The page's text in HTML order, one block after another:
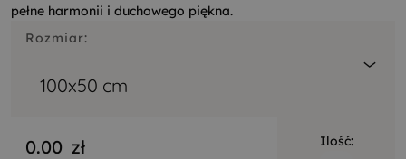
pełne harmonii i duchowego piękna.
Rozmiar:
100x50 cm
0.00 zł Ilość: